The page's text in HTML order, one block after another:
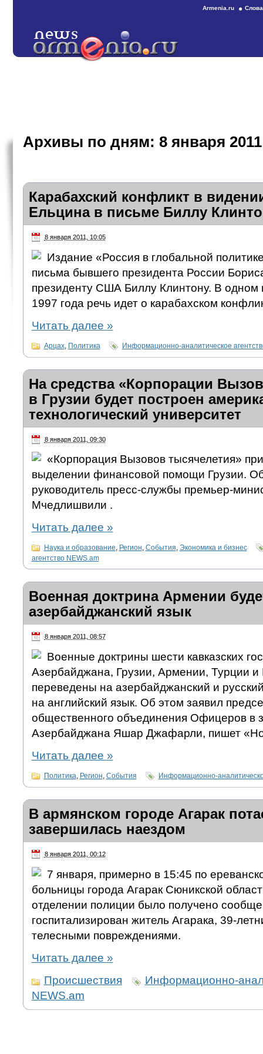
Armenia.ru
Архивы по дням: 8 января 2011
Карабахский конфликт в
Ельцина в письме Биллу
8 января 2011, 10:05
Издание «Россия в глобальной
письма бывшего президента России
президенту США Биллу Клинтону. В одном
1997 года речь идет о карабахском
Читать далее »
Арцах, Политика Информационно-аналитическое
На средства «Корпорации
в Грузии будет построен
технологический университет
8 января 2011, 09:30
«Корпорация Вызовов тысячелетия»
выделении финансовой помощи Грузии.
руководитель пресс-службы премьер-
Мчедлишвили .
Читать далее »
Наука и образование, Регион, События, Экономика и бизнес
агентство NEWS.am
Военная доктрина Армении
азербайджанский язык
8 января 2011, 08:57
Военные доктрины шести кавказских
Азербайджана, Грузии, Армении, Турции и
переведены на азербайджанский и
на английский язык. Об этом заявил
общественного объединения Офицеров в
Азербайджана Яшар Джафарли, пишет
Читать далее »
Политика, Регион, События Информационно-
В армянском городе Агарак
завершилась наездом
8 января 2011, 00:12
7 января, примерно в 15:45 по
больницы города Агарак Сюникской
отделении полиции было получено
госпитализирован житель Агарака, 39-
телесными повреждениями.
Читать далее »
Происшествия
Информационно-
NEWS.am